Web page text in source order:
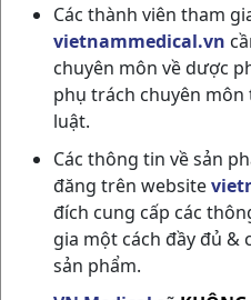
Các thành viên tham
vietnammedical.vn
chuyên môn về dược
phụ trách chuyên
luật.
Các thông tin về sản
đăng trên website
đích cung cấp các
gia một cách đầy đủ &
sản phẩm.